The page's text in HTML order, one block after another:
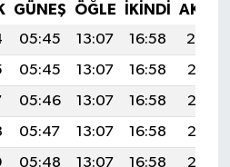
GÜNEŞ ÖĞLE İKINDI
05:45 13:07 16:58
20:19
05:45 13:07 16:58
20:18
05:46 13:07 16:58
20:18
05:47 13:07 16:58
20:17
05:48 13:07 16:58
20:16